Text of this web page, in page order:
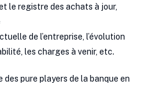
le registre des achats à jour,
de l’entreprise, l’évolution
les charges à venir, etc.
pure players de la banque en